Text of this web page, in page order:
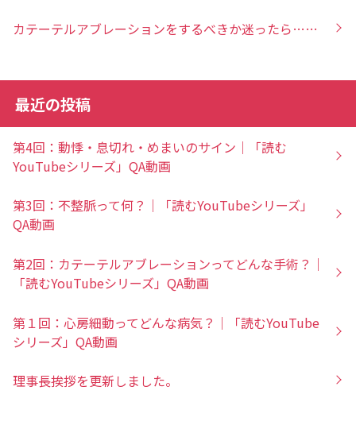
カテーテルアブレーションをするべきか迷ったら……
最近の投稿
第4回：動悸・息切れ・めまいのサイン｜「読む
YouTubeシリーズ」QA動画
第3回：不整脈って何？｜「読むYouTubeシリーズ」
QA動画
第2回：カテーテルアブレーションってどんな手術？｜
「読むYouTubeシリーズ」QA動画
第１回：心房細動ってどんな病気？｜「読むYouTube
シリーズ」QA動画
理事長挨拶を更新しました。